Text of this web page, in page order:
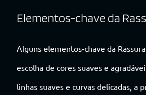
Elementos-chave da
Alguns elementos-chave da
escolha de cores suaves e
linhas suaves e curvas delicadas, a